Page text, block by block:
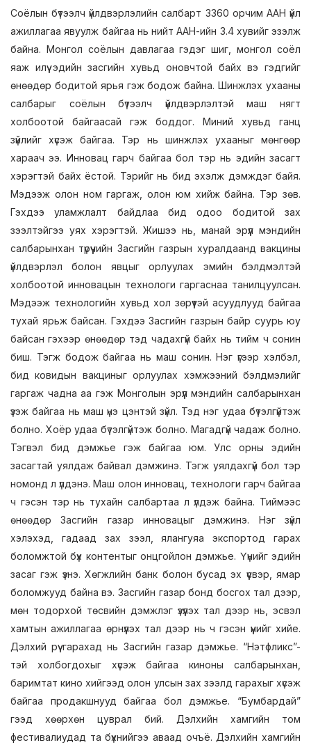
Соёлын бүтээлч үйлдвэрлэлийн салбарт 3360 орчим ААН үйл
ажиллагаа явуулж байгаа нь нийт ААН-ийн 3.4 хувийг эзэлж
байна. Монгол соёлын давлагаа гэдэг шиг, монгол соёл
яаж илүү эдийн засгийн хувьд оновчтой байх вэ гэдгийг
өнөөдөр бодитой ярья гэж бодож байна. Шинжлэх ухааны
салбарыг соёлын бүтээлч үйлдвэрлэлтэй маш нягт
холбоотой байгаасай гэж боддог. Миний хувьд ганц
зүйлийг хүсэж байгаа. Тэр нь шинжлэх ухааныг мөнгөөр
хараач ээ. Инновац гарч байгаа бол тэр нь эдийн засагт
хэрэгтэй байх ёстой. Тэрийг нь бид эхэлж дэмждэг байя.
Мэдээж олон ном гаргаж, олон юм хийж байна. Тэр зөв.
Гэхдээ уламжлалт байдлаа бид одоо бодитой зах
зээлтэйгээ уях хэрэгтэй. Жишээ нь, манай эрүүл мэндийн
салбарынхан түрүүчийн Засгийн газрын хуралдаанд вакцины
үйлдвэрлэл болон явцыг орлуулах эмийн бэлдмэлтэй
холбоотой инновацын технологи гаргаснаа танилцуулсан.
Мэдээж технологийн хувьд хол зөрүүтэй асуудлууд байгаа
тухай ярьж байсан. Гэхдээ Засгийн газрын байр суурь юу
байсан гэхээр өнөөдөр тэд чадахгүй байх нь тийм ч сонин
биш. Тэгж бодож байгаа нь маш сонин. Нэг үгээр хэлбэл,
бид ковидын вакциныг орлуулах хэмжээний бэлдмэлийг
гаргаж чадна аа гэж Монголын эрүүл мэндийн салбарынхан
үзэж байгаа нь маш үнэ цэнтэй зүйл. Тэд нэг удаа бүтэлгүйтэж
болно. Хоёр удаа бүтэлгүйтэж болно. Магадгүй чадаж болно.
Тэгвэл бид дэмжье гэж байгаа юм. Улс орны эдийн
засагтай уялдаж байвал дэмжинэ. Тэгж уялдахгүй бол тэр
номонд л үлдэнэ. Маш олон инновац, технологи гарч байгаа
ч гэсэн тэр нь тухайн салбартаа л үлдэж байна. Тиймээс
өнөөдөр Засгийн газар инновацыг дэмжинэ. Нэг зүйл
хэлэхэд, гадаад зах зээл, ялангуяа экспортод гарах
боломжтой бүх контентыг онцгойлон дэмжье. Үүнийг эдийн
засаг гэж үзнэ. Хөгжлийн банк болон бусад эх үүсвэр, ямар
боломжууд байна вэ. Засгийн газар бонд босгох тал дээр,
мөн тодорхой төсвийн дэмжлэг үзүүлэх тал дээр нь, эсвэл
хамтын ажиллагаа өрнүүлэх тал дээр нь ч гэсэн үүнийг хийе.
Дэлхий рүү гарахад нь Засгийн газар дэмжье. “Нэтфликс”-
тэй холбогдохыг хүсэж байгаа киноны салбарынхан,
баримтат кино хийгээд олон улсын зах зээлд гарахыг хүсэж
байгаа продакшнууд байгаа бол дэмжье. “Бумбардай”
гээд хөөрхөн цуврал бий. Дэлхийн хамгийн том
фестивалиудад та бүхнийгээ аваад очъё. Дэлхийн хамгийн